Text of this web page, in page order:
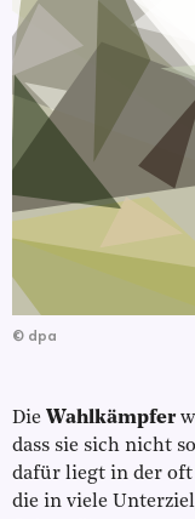
© dpa
Die Wahlkämpfer
dass sie sich nicht
dafür liegt in der oft
die in viele